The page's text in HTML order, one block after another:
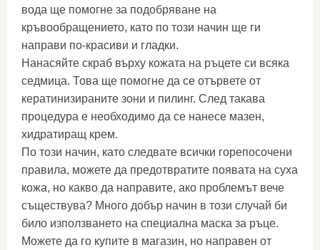
вода ще помогне за подобряване на
кръвообращението, като по този начин ще ги
направи по-красиви и гладки.
Нанасяйте скраб върху кожата на ръцете си всяка
седмица. Това ще помогне да се отървете от
кератинизираните зони и пилинг. След такава
процедура е необходимо да се нанесе мазен,
хидратиращ крем.
По този начин, като следвате всички горепосочени
правила, можете да предотвратите появата на суха
кожа, но какво да направите, ако проблемът вече
съществува? Много добър начин в този случай би
било използването на специална маска за ръце.
Можете да го купите в магазин, но направен от